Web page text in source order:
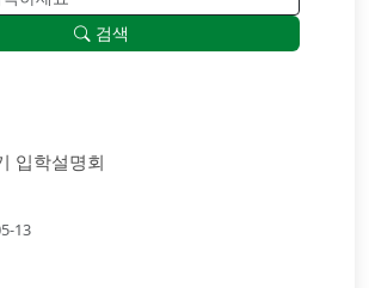
검색
입학설명회
13